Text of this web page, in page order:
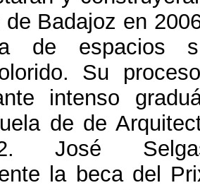
de Badajoz en
de espacios
. Su
intenso
de de
José
la beca del